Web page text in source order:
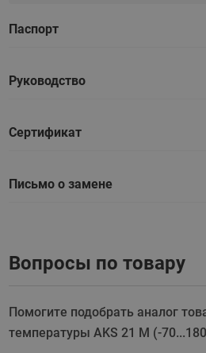
Паспорт
Руководство
Сертификат
Письмо о замене
Вопросы по товару
Помогите подобрать аналог
температуры AKS 21 M (-